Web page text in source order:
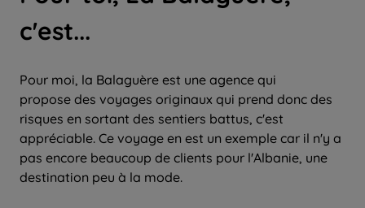
c'est...
Pour moi, la Balaguère est une agence qui
propose des voyages originaux qui prend donc des
risques en sortant des sentiers battus, c'est
appréciable. Ce voyage en est un exemple car il n'y a
pas encore beaucoup de clients pour l'Albanie, une
destination peu à la mode.